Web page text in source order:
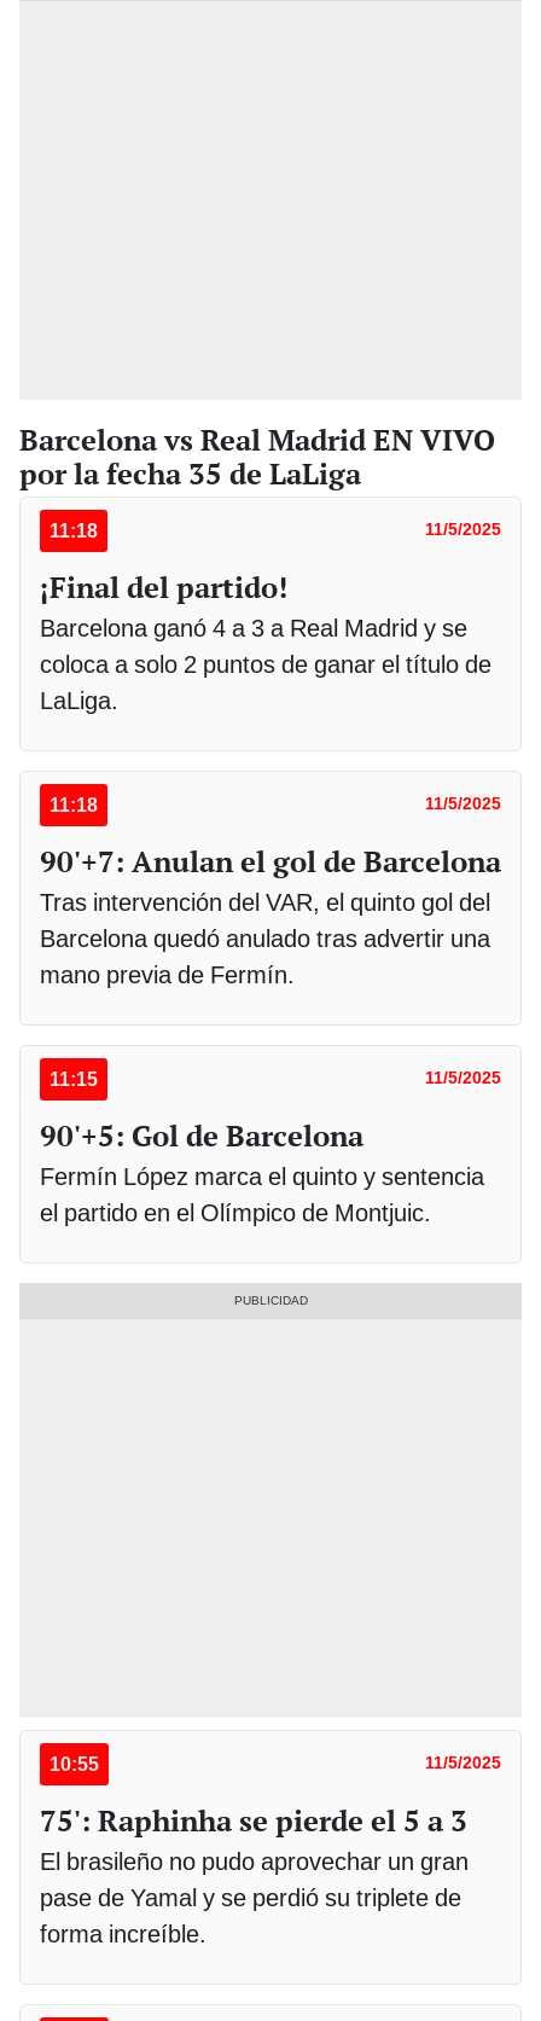
Barcelona vs Real Madrid EN VIVO
por la fecha 35 de LaLiga
11:18 11/5/2025
¡Final del partido!
Barcelona ganó 4 a 3 a Real Madrid y se
coloca a solo 2 puntos de ganar el título de
LaLiga.
11:18 11/5/2025
90'+7: Anulan el gol de Barcelona
Tras intervención del VAR, el quinto gol del
Barcelona quedó anulado tras advertir una
mano previa de Fermín.
11:15 11/5/2025
90'+5: Gol de Barcelona
Fermín López marca el quinto y sentencia
el partido en el Olímpico de Montjuic.
10:55 11/5/2025
75': Raphinha se pierde el 5 a 3
El brasileño no pudo aprovechar un gran
pase de Yamal y se perdió su triplete de
forma increíble.